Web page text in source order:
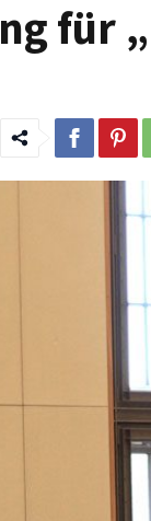
für